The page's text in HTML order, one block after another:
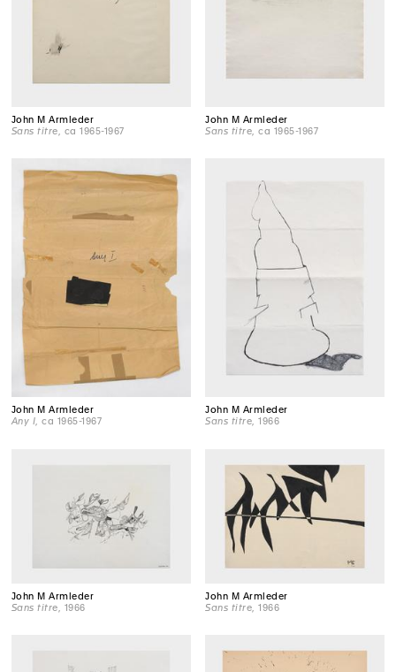
John M Armleder
Sans titre , ca 1965-1967
John M Armleder
Sans titre , ca 1965-1967
John M Armleder
Any I , ca 1965-1967
John M Armleder
Sans titre , 1966
John M Armleder
Sans titre , 1966
John M Armleder
Sans titre , 1966